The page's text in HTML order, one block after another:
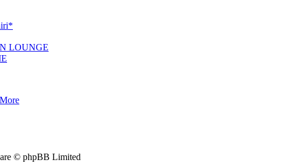
LOUNGE
© phpBB Limited